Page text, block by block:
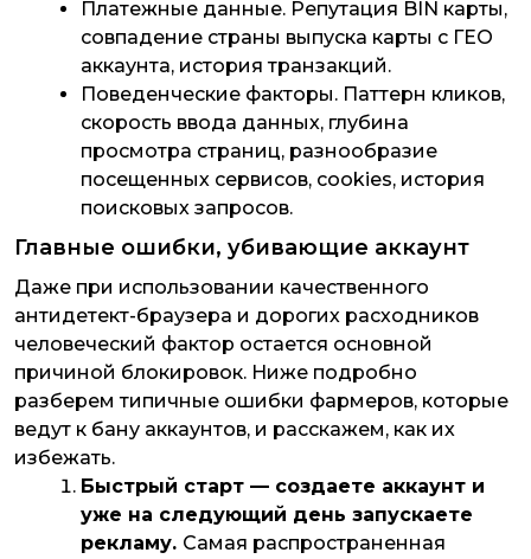
Платежные данные. Репутация BIN карты,
совпадение страны выпуска карты с ГЕО
аккаунта, история транзакций.
Поведенческие факторы. Паттерн кликов,
скорость ввода данных, глубина
просмотра страниц, разнообразие
посещенных сервисов, cookies, история
поисковых запросов.
Главные ошибки, убивающие аккаунт
Даже при использовании качественного
антидетект-браузера и дорогих расходников
человеческий фактор остается основной
причиной блокировок. Ниже подробно
разберем типичные ошибки фармеров, которые
ведут к бану аккаунтов, и расскажем, как их
избежать.
Быстрый старт — создаете аккаунт и
уже на следующий день запускаете
рекламу. Самая распространенная